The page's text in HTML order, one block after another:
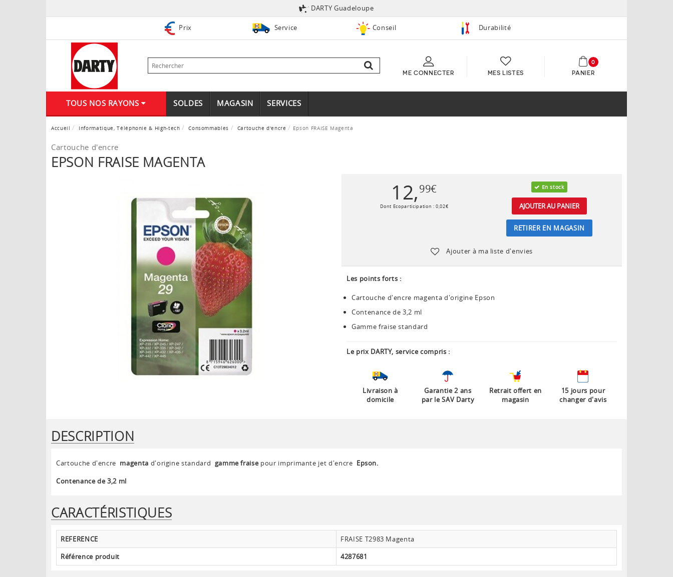
DARTY Guadeloupe
Prix Service Conseil Durabilité
ME CONNECTER MES LISTES PANIER
0
TOUS NOS RAYONS SOLDES MAGASIN SERVICES
Accueil Informatique, Téléphonie & High-tech Consommables Cartouche d'encre Epson FRAISE Magenta
Cartouche d'encre
EPSON FRAISE MAGENTA
12,99€
Dont Ecoparticipation :0,02€
En stock
AJOUTER AU PANIER
RETIRER EN MAGASIN
Ajouter à ma liste d'envies
Les points forts :
Cartouche d'encre magenta d'origine Epson
Contenance de 3,2 ml
Gamme fraise standard
Le prix DARTY, service compris :
Livraison à
domicile
Garantie 2 ans
par le SAV Darty
Retrait offert en
magasin
15 jours pour
changer d'avis
DESCRIPTION
Cartouche d'encre magenta d'origine standard gamme fraisepour imprimante jet d'encre Epson.
Contenance de 3,2 ml
CARACTÉRISTIQUES
REFERENCE
FRAISE T2983 Magenta
Référence produit
4287681